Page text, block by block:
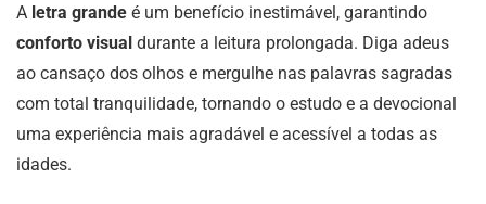
A letra grande é um benefício inestimável, garantindo
conforto visual durante a leitura prolongada. Diga adeus
ao cansaço dos olhos e mergulhe nas palavras sagradas
com total tranquilidade, tornando o estudo e a devocional
uma experiência mais agradável e acessível a todas as
idades.